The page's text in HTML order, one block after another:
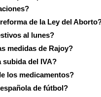
de la Ley del
al lunes?
medidas de Rajoy?
subida del IVA?
los medicamentos?
de fútbol?